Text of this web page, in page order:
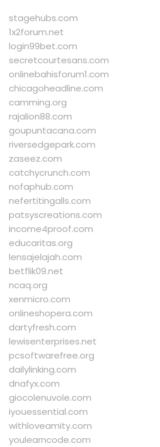
stagehubs.com
1x2forum.net
login99bet.com
secretcourtesans.com
onlinebahisforum1.com
chicagoheadline.com
camming.org
rajalion88.com
goupuntacana.com
riversedgepark.com
zaseez.com
catchycrunch.com
nofaphub.com
nefertitingalls.com
patsyscreations.com
income4proof.com
educaritas.org
lensajelajah.com
betflik09.net
ncaq.org
xenmicro.com
onlineshopera.com
dartyfresh.com
lewisenterprises.net
pcsoftwarefree.org
dailylinking.com
dnafyx.com
giocolenuvole.com
iyouessential.com
withloveamity.com
youlearncode.com